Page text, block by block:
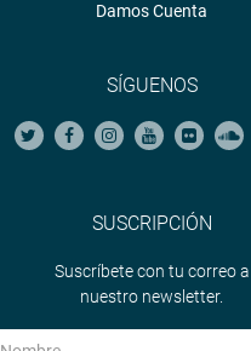
Damos Cuenta
SÍGUENOS
SUSCRIPCIÓN
Suscríbete con tu correo a
nuestro newsletter.